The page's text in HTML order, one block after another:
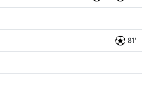
81'